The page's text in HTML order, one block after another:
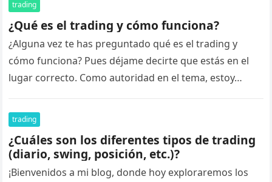
trading
¿Qué es el trading y cómo funciona?
¿Alguna vez te has preguntado qué es el trading y
cómo funciona? Pues déjame decirte que estás en el
lugar correcto. Como autoridad en el tema, estoy…
trading
¿Cuáles son los diferentes tipos de trading
(diario, swing, posición, etc.)?
¡Bienvenidos a mi blog, donde hoy exploraremos los